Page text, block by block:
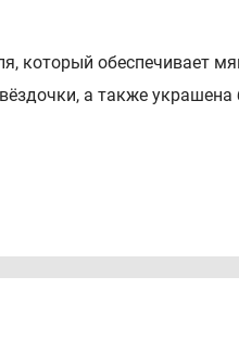
который обеспечивает
а также